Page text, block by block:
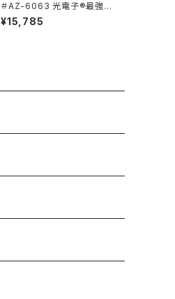
＃AZ-6063 光電子®最強の
防寒ジャケット 【AITOZ/アイ
トス】
¥15,785